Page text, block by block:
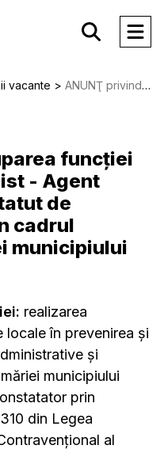
vacante ANUNŢ privind ocuparea funcţiei vacante de specialist - Agent Constatator, fără statut de funcționar public, în cadrul aparatului Primăriei municipiului Cahul
funcţiei
- Agent
de
cadrul
municipiului
realizarea
în prevenirea şi
şi
municipiului
prin
din Legea
al